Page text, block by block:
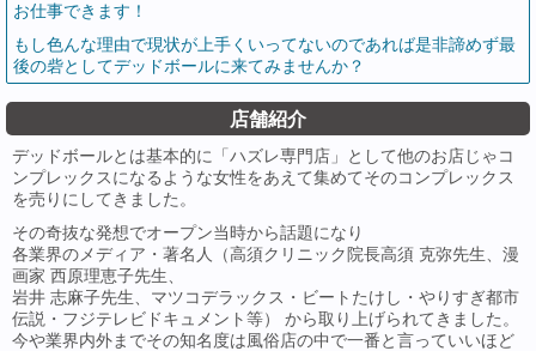
お仕事できます！
もし色んな理由で現状が上手くいってないのであれば是非諦めず最
後の砦としてデッドボールに来てみませんか？
店舗紹介
デッドボールとは基本的に「ハズレ専門店」として他のお店じゃコ
ンプレックスになるような女性をあえて集めてそのコンプレックス
を売りにしてきました。
その奇抜な発想でオープン当時から話題になり
各業界のメディア・著名人（高須クリニック院長高須 克弥先生、漫
画家 西原理恵子先生、
岩井 志麻子先生、マツコデラックス・ビートたけし・やりすぎ都市
伝説・フジテレビドキュメント等） から取り上げられてきました。
今や業界内外までその知名度は風俗店の中で一番と言っていいほど